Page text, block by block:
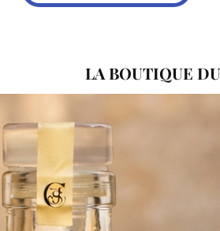
LA BOUTIQUE